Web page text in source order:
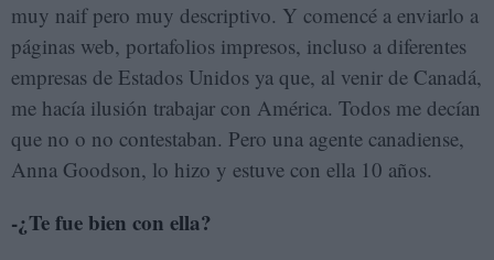
muy naif pero muy descriptivo. Y comencé a enviarlo a
páginas web, portafolios impresos, incluso a diferentes
empresas de Estados Unidos ya que, al venir de Canadá,
me hacía ilusión trabajar con América. Todos me decían
que no o no contestaban. Pero una agente canadiense,
Anna Goodson, lo hizo y estuve con ella 10 años.
-¿Te fue bien con ella?